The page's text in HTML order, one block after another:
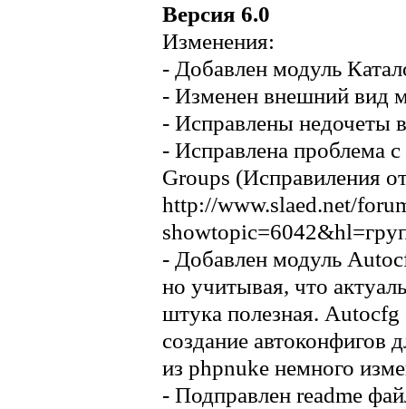
Версия 6.0
Изменения:
- Добавлен модуль
- Изменен внешний вид
- Исправлены недочеты
- Исправлена проблема
Groups (Исправиления
http://www.slaed.net/
- Добавлен модуль
но учитывая, что
штука полезная.
создание автоконфигов
из phpnuke немного
- Подправлен readme